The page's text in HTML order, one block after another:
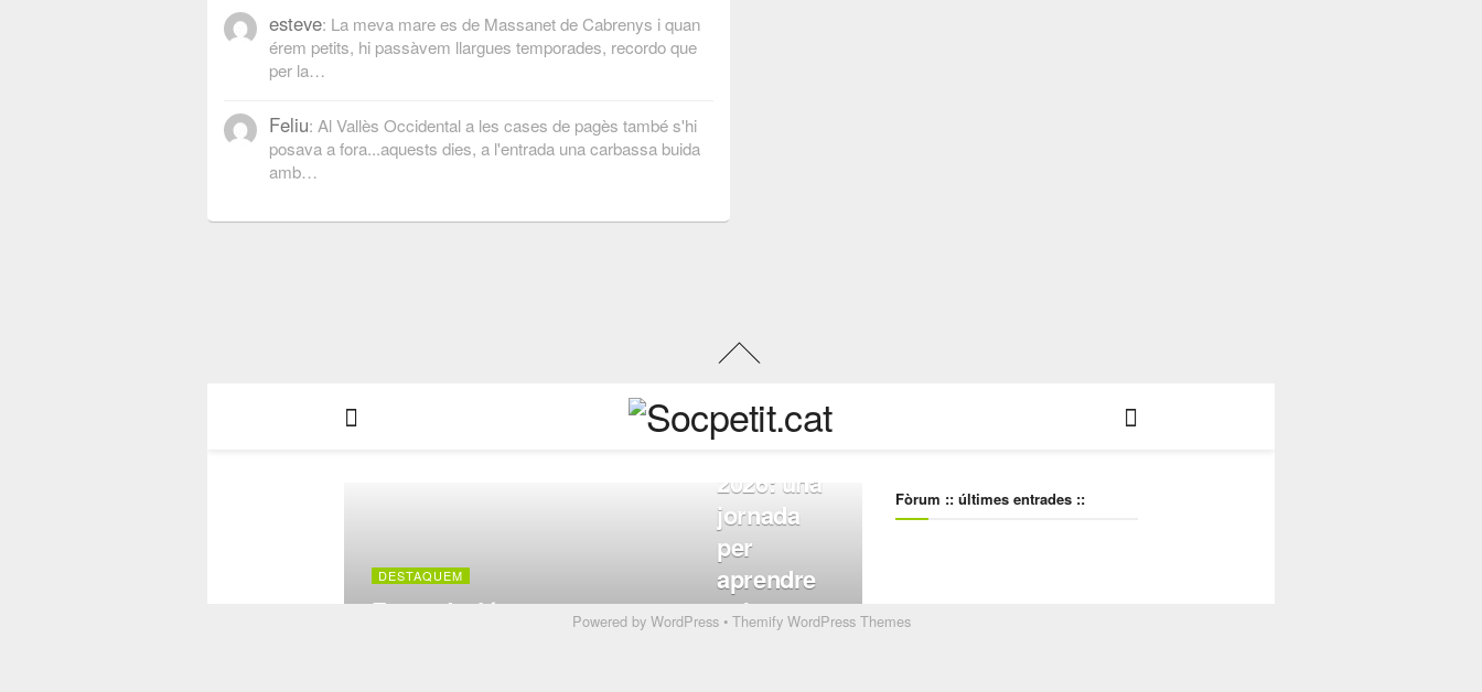
esteve: La meva mare es de Massanet de Cabrenys i quan
érem petits, hi passàvem llargues temporades, recordo que
per la…
Feliu: Al Vallès Occidental a les cases de pagès també s'hi
posava a fora...aquests dies, a l'entrada una carbassa buida
amb…
Powered by WordPress• Themify WordPress Themes